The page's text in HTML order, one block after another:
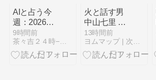
AIと占う今
週：2026年8
月第3週
9時間前
茶々吉２４時−着物と歌劇とわんにゃんと−
火と話す男
中山七里 レ
ビュー｜火災
原因調査員と
連続放火犯の
13時間前
ヨムマップ | 次に読む一冊、ちゃんと地図にします。